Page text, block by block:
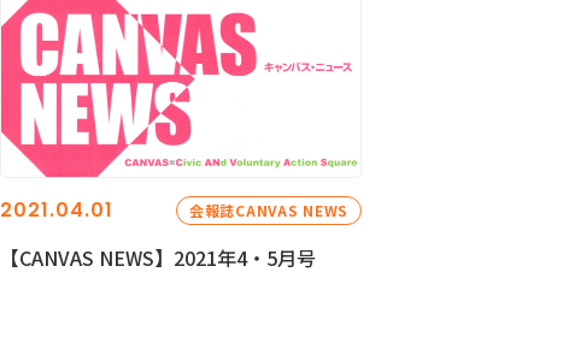
2021.04.01 会報誌CANVAS NEWS
【CANVAS NEWS】2021年4・5月号